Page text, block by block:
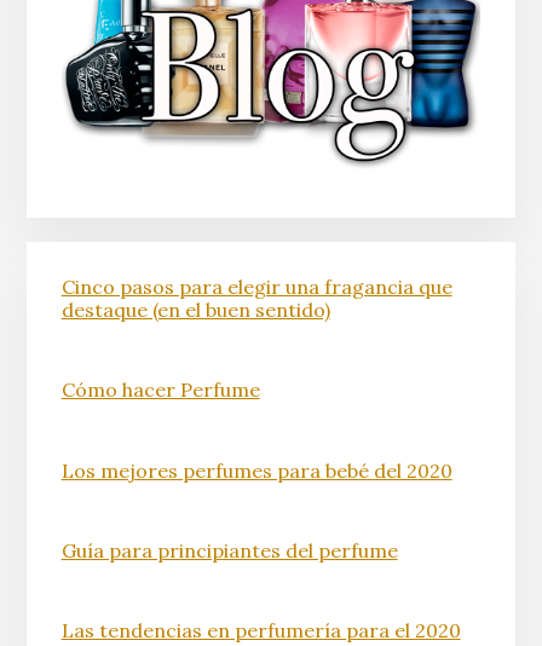
Cinco pasos para elegir una fragancia que
destaque (en el buen sentido)
Cómo hacer Perfume
Los mejores perfumes para bebé del 2020
Guía para principiantes del perfume
Las tendencias en perfumería para el 2020